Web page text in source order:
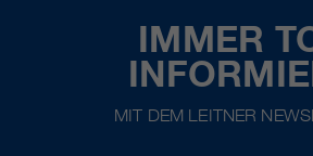
IMMER
MIT DEM LEITNER